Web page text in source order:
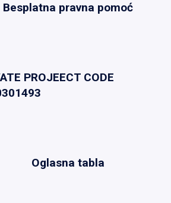
Besplatna pravna pomoć
PROJEECT CODE
Oglasna tabla